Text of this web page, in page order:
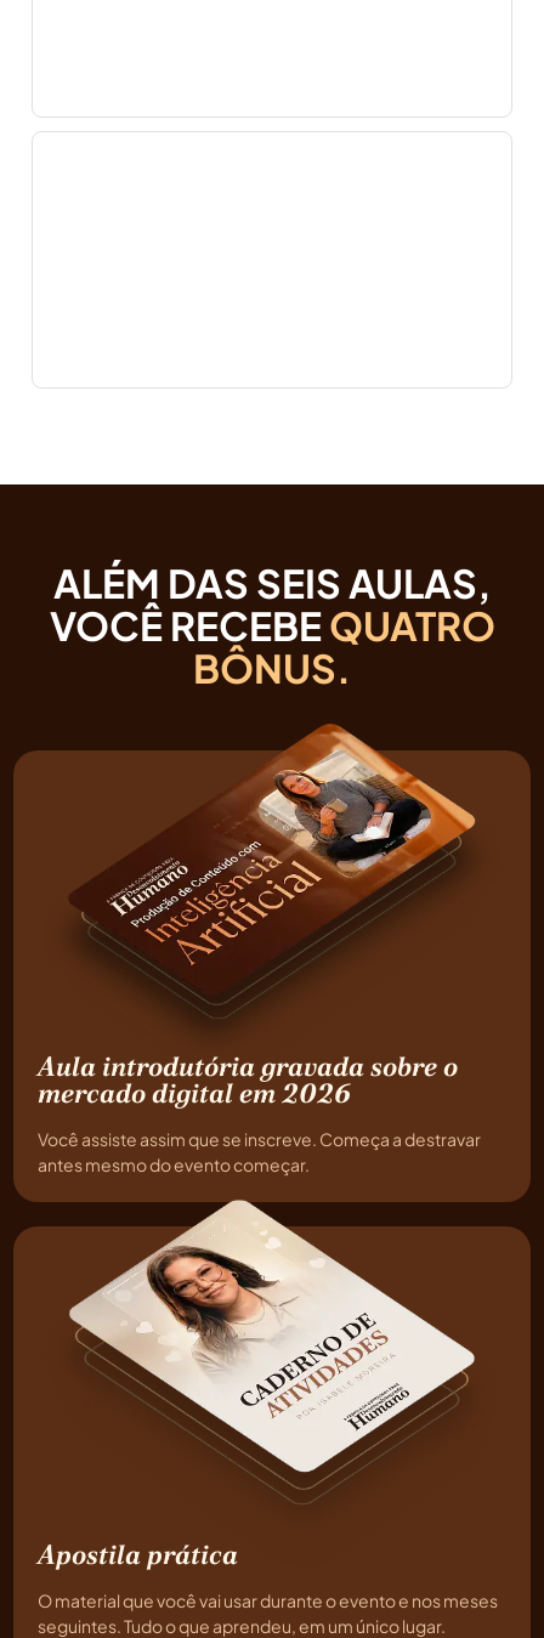
ALÉM DAS SEIS AULAS,
VOCÊ RECEBEQUATRO
BÔNUS.
Aula introdutória gravada sobre o
mercado digital em 2026
Você assiste assim que se inscreve. Começa a destravar
antes mesmo do evento começar.
Apostila prática
O material que você vai usar durante o evento e nos meses
seguintes. Tudo o que aprendeu, em um único lugar.